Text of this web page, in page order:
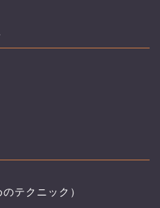
テクニック）